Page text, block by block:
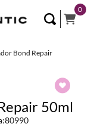
0
Bond Repair
50ml
:80990